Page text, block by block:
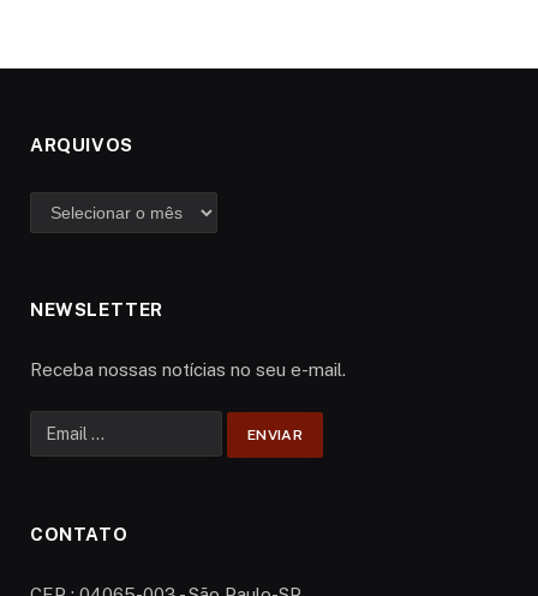
ARQUIVOS
Arquivos
NEWSLETTER
Receba nossas notícias no seu e-mail.
CONTATO